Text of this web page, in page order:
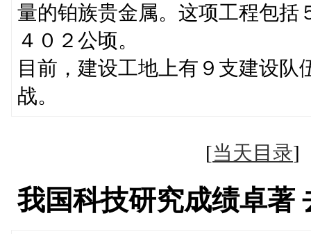
量的铂族贵金属。这项工程包括
４０２公顷。
目前，建设工地上有９支建设
战。
[当天目录
我国科技研究成绩卓著